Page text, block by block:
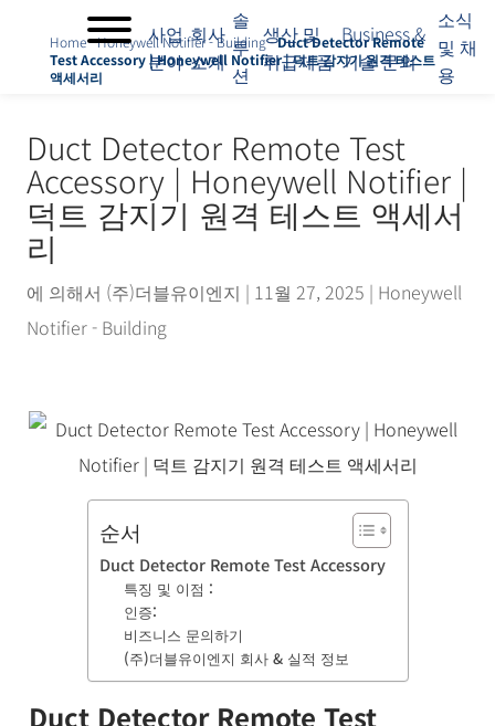
사업
분야
회사
소개
솔
루
션
생산 및
취급제품
Business &
기술 문의
소식
및 채
용
분
야
회
사
소
개
루
션
취
BUSINESS
Home-Honeywell Notifier - Building-Duct Detector Remote
Test Accessory | Honeywell Notifier | 덕트 감지기 원격 테스트
액세서리
Duct Detector Remote Test
Accessory | Honeywell Notifier |
덕트 감지기 원격 테스트 액세서
리
에 의해서 (주)더블유이엔지 | 11월 27, 2025 | Honeywell
Notifier - Building
순서
Duct Detector Remote Test Accessory
특징 및 이점 :
인증:
비즈니스 문의하기
(주)더블유이엔지 회사 & 실적 정보
Duct Detector Remote Test